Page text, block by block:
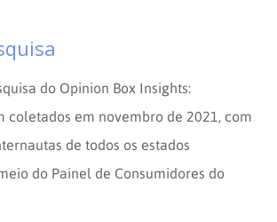
do Opinion Box Insights:
coletados em novembro de 2021, com
de todos os estados
do Painel de Consumidores do